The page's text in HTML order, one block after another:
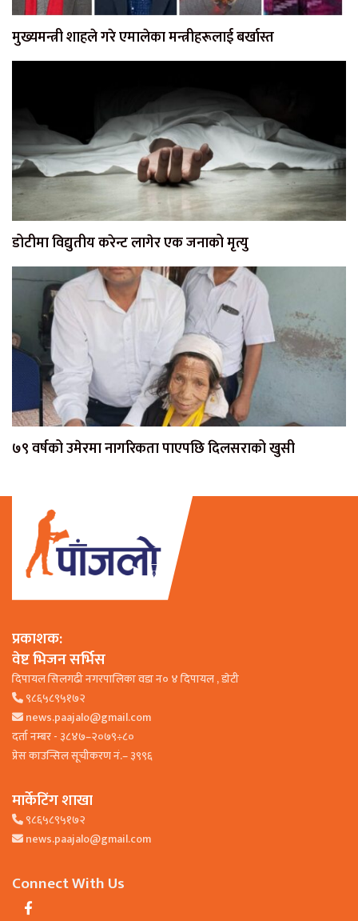
मुख्यमन्त्री शाहले गरे एमालेका मन्त्रीहरूलाई बर्खास्त
डोटीमा विद्युतीय करेन्ट लागेर एक जनाको मृत्यु
७९ वर्षको उमेरमा नागरिकता पाएपछि दिलसराको खुसी
प्रकाशक:
वेष्ट भिजन सर्भिस
दिपायल सिलगढी नगरपालिका वडा न० ४ दिपायल , डाेटी
९८६५८९५१७२
news.paajalo@gmail.com
दर्ता नम्बर - ३८४७–२०७९÷८०
प्रेस काउन्सिल सूचीकरण नं.– ३९९६
मार्केटिंग शाखा
९८६५८९५१७२
news.paajalo@gmail.com
Connect With Us